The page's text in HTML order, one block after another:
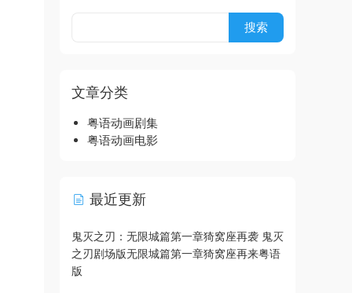
文章分类
粤语动画剧集
粤语动画电影
最近更新
鬼灭之刃：无限城篇第一章猗窝座再袭 鬼灭
之刃剧场版无限城篇第一章猗窝座再来粤语
版